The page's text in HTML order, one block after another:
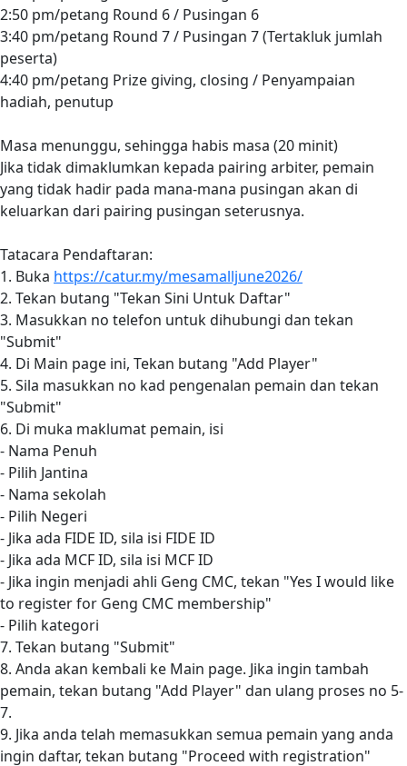
2:50 pm/petang Round 6 / Pusingan 6
3:40 pm/petang Round 7 / Pusingan 7 (Tertakluk jumlah
peserta)
4:40 pm/petang Prize giving, closing / Penyampaian
hadiah, penutup
Masa menunggu, sehingga habis masa (20 minit)
Jika tidak dimaklumkan kepada pairing arbiter, pemain
yang tidak hadir pada mana-mana pusingan akan di
keluarkan dari pairing pusingan seterusnya.
Tatacara Pendaftaran:
1. Buka https://catur.my/mesamalljune2026/
2. Tekan butang "Tekan Sini Untuk Daftar"
3. Masukkan no telefon untuk dihubungi dan tekan
"Submit"
4. Di Main page ini, Tekan butang "Add Player"
5. Sila masukkan no kad pengenalan pemain dan tekan
"Submit"
6. Di muka maklumat pemain, isi
- Nama Penuh
- Pilih Jantina
- Nama sekolah
- Pilih Negeri
- Jika ada FIDE ID, sila isi FIDE ID
- Jika ada MCF ID, sila isi MCF ID
- Jika ingin menjadi ahli Geng CMC, tekan "Yes I would like
to register for Geng CMC membership"
- Pilih kategori
7. Tekan butang "Submit"
8. Anda akan kembali ke Main page. Jika ingin tambah
pemain, tekan butang "Add Player" dan ulang proses no 5-
7.
9. Jika anda telah memasukkan semua pemain yang anda
ingin daftar, tekan butang "Proceed with registration"